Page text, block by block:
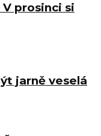
prosinci si
jarně veselá